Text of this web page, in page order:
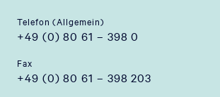
Telefon (Allgemein)
+49 (0) 80 61 – 398 0
Fax
+49 (0) 80 61 – 398 203